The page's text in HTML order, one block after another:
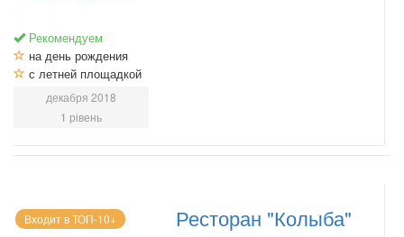
Рекомендуем
на день рождения
с летней площадкой
декабря 2018
1 рівень
Входит в ТОП-10+ Ресторан "Колыба"